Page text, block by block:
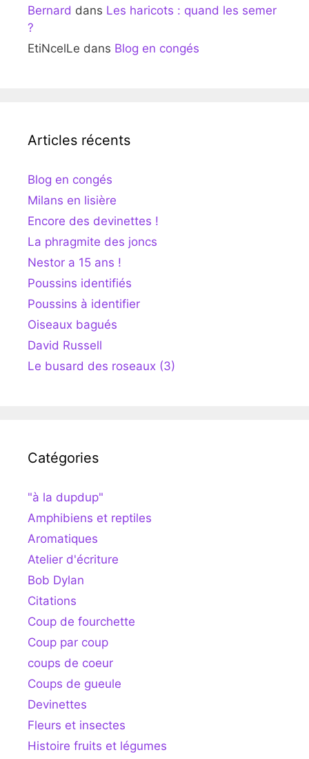
Bernard dans Les haricots : quand les semer
?
EtiNcelLe dans Blog en congés
Articles récents
Blog en congés
Milans en lisière
Encore des devinettes !
La phragmite des joncs
Nestor a 15 ans !
Poussins identifiés
Poussins à identifier
Oiseaux bagués
David Russell
Le busard des roseaux (3)
Catégories
"à la dupdup"
Amphibiens et reptiles
Aromatiques
Atelier d'écriture
Bob Dylan
Citations
Coup de fourchette
Coup par coup
coups de coeur
Coups de gueule
Devinettes
Fleurs et insectes
Histoire fruits et légumes